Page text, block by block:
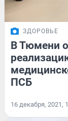
ЗДОРОВЬЕ
В Тюмени
ПСБ
16 декабря, 2021,